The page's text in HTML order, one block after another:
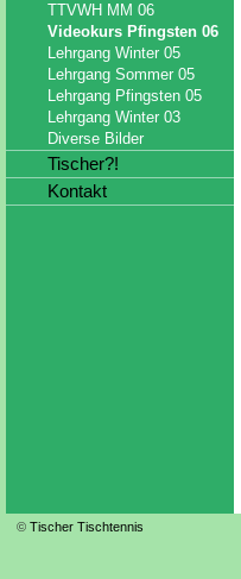
TTVWH MM 06
Videokurs Pfingsten 06
Lehrgang Winter 05
Lehrgang Sommer 05
Lehrgang Pfingsten 05
Lehrgang Winter 03
Diverse Bilder
Tischer?!
Kontakt
© Tischer Tischtennis